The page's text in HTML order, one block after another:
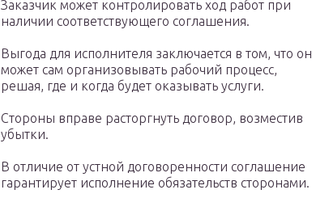
Заказчик может контролировать ход работ при
наличии соответствующего соглашения.
Выгода для исполнителя заключается в том, что он
может сам организовывать рабочий процесс,
решая, где и когда будет оказывать услуги.
Стороны вправе расторгнуть договор, возместив
убытки.
В отличие от устной договоренности соглашение
гарантирует исполнение обязательств сторонами.